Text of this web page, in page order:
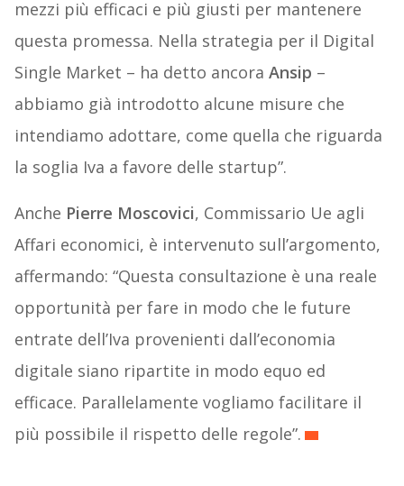
mezzi più efficaci e più giusti per mantenere
questa promessa. Nella strategia per il Digital
Single Market – ha detto ancora Ansip –
abbiamo già introdotto alcune misure che
intendiamo adottare, come quella che riguarda
la soglia Iva a favore delle startup”.
Anche Pierre Moscovici, Commissario Ue agli
Affari economici, è intervenuto sull’argomento,
affermando: “Questa consultazione è una reale
opportunità per fare in modo che le future
entrate dell’Iva provenienti dall’economia
digitale siano ripartite in modo equo ed
efficace. Parallelamente vogliamo facilitare il
più possibile il rispetto delle regole”.